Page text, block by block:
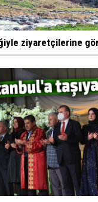
ziyaretçilerine